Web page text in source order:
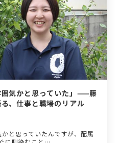
囲気かと思っていた」——藤
、仕事と職場のリアル
かと思っていたんですが、配属